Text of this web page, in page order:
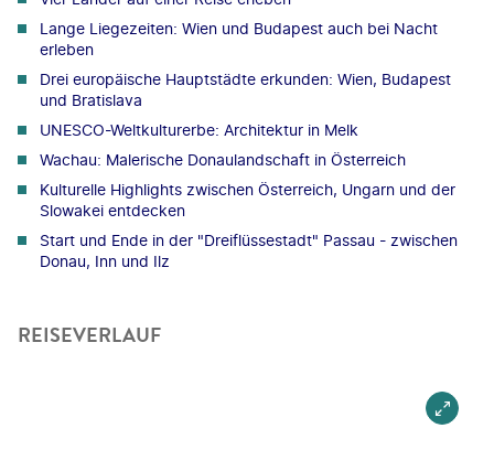
Lange Liegezeiten: Wien und Budapest auch bei Nacht
erleben
Drei europäische Hauptstädte erkunden: Wien, Budapest
und Bratislava
UNESCO-Weltkulturerbe: Architektur in Melk
Wachau: Malerische Donaulandschaft in Österreich
Kulturelle Highlights zwischen Österreich, Ungarn und der
Slowakei entdecken
Start und Ende in der "Dreiflüssestadt" Passau - zwischen
Donau, Inn und Ilz
REISEVERLAUF